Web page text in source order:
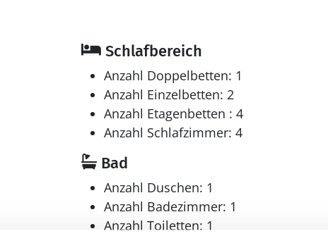
Schlafbereich
Anzahl Doppelbetten: 1
Anzahl Einzelbetten: 2
Anzahl Etagenbetten : 4
Anzahl Schlafzimmer: 4
Bad
Anzahl Duschen: 1
Anzahl Badezimmer: 1
Anzahl Toiletten: 1